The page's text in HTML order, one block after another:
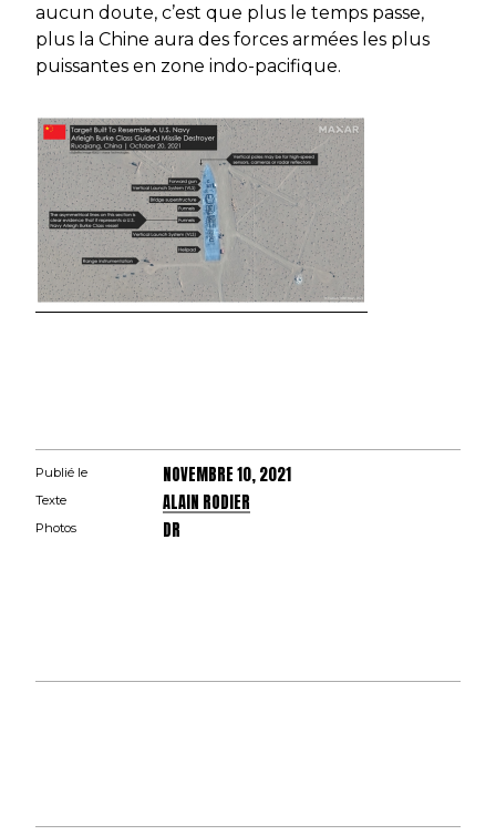
aucun doute, c’est que plus le temps passe,
plus la Chine aura des forces armées les plus
puissantes en zone indo-pacifique.
Publié le NOVEMBRE 10, 2021
Texte ALAIN RODIER
Photos DR